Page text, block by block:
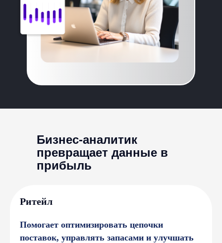
*входит в тариф Мастер
Бизнес-аналитик
превращает данные в
прибыль
Рит ейл
Помогает оптимизировать цепочки
поставок, управлять запасами и улучшать